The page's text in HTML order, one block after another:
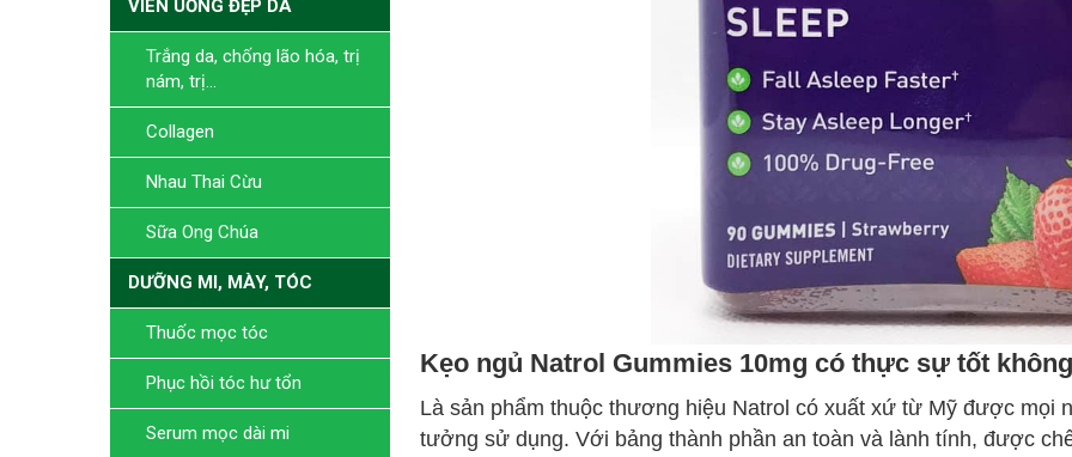
Kẹo ngủ Natrol Gummies 10mg có thực sự tốt
Là sản phẩm thuộc thương hiệu Natrol có xuất xứ từ Mỹ được mọi
tưởng sử dụng. Với bảng thành phần an toàn và lành tính, được
VIÊN UỐNG ĐẸP DA
Trắng da, chống lão hóa, trị
nám, trị...
Collagen
Nhau Thai Cừu
Sữa Ong Chúa
DƯỠNG MI, MÀY, TÓC
Thuốc mọc tóc
Phục hồi tóc hư tổn
Serum mọc dài mi